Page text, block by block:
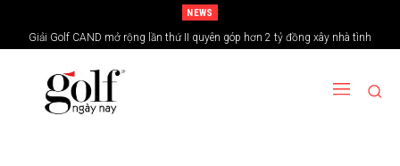
NEWS
Giải Golf CAND mở rộng lần thứ II quyên góp hơn 2 tỷ đồng xây nhà tình
nghĩa vùng biên giới